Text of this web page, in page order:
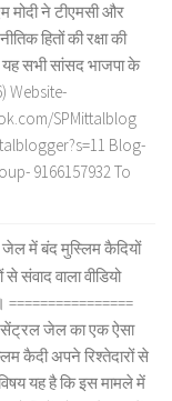
मोदी ने टीएमसी और
हितों की रक्षा की
यह सभी सांसद भाजपा के
Website-
SPMittalblog
Blog-
9166157932 To
में बंद मुस्लिम कैदियों
संवाद वाला वीडियो
सेंट्रल जेल का एक ऐसा
कैदी अपने रिश्तेदारों से
यह है कि इस मामले में